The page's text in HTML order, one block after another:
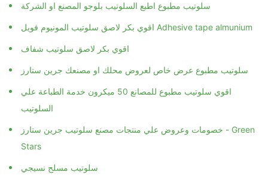
سلوتيب مطبوع اطبع السلوتيب بلوجو المصنع او الشركة
اقوي بكر لاصق سلوتيب المونيوم فويل Adhesive tape almunium
اقوي بكر لاصق سلوتيب شفاف
سلوتيب مطبوع عرض خاص لعروض محلك او مصنعك جرين ستارز
اقوي سلوتيب مطبوع للمصانع 50 ميكرون خدمة الطباعة علي
السلوتيب
خصومات وعروض علي منتجات مصنع سلوتيب جرين ستارز - Green
Stars
سلوتيب مسلح نسيجي